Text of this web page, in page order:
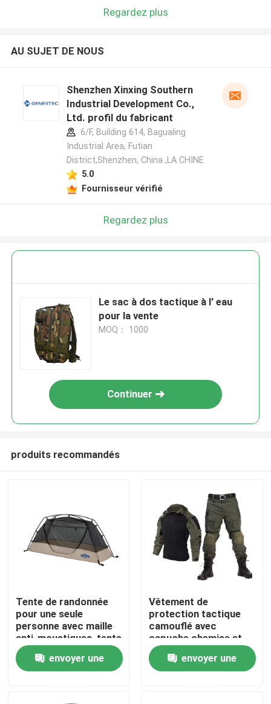
À la maison
Regardez plus
AU SUJET DE NOUS
Shenzhen Xinxing Southern
Industrial Development Co.,
Ltd. profil du fabricant
6/F, Building 614, Bagualing
Industrial Area, Futian
District,Shenzhen, China ,LA CHINE
5.0
Fournisseur vérifié
Regardez plus
Le sac à dos tactique à l' eau
pour la vente
MOQ： 1000
Continuer
produits recommandés
Tente de randonnée
pour une seule
personne avec maille
anti-moustiques, tente
ouverte rapide
envoyer une
Vêtement de
protection tactique
camouflé avec
capuche chemise et
pantalon de grenouille
respiranteenvoyer une